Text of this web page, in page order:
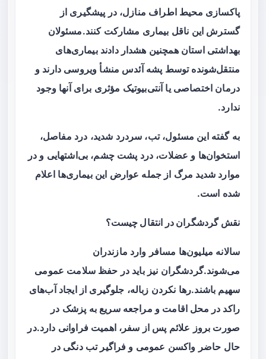
پاکسازی محیط اطراف منازل، در پیشگیری از
گسترش این ناقل بیماری مشارکت کنند.مسئولان
بهداشتی استان همچنین هشدار دادند بیماری‌های
منتقل‌شونده توسط پشه آئدس منشأ ویروسی دارند و
درمان اختصاصی یا آنتی‌بیوتیک مؤثری برای آنها وجود
ندارد.
به گفته این مسئول، تب، سردرد شدید، درد مفاصل،
استخوان‌ها و عضلات، درد پشت چشم، بی‌اشتهایی و در
موارد شدید مرگ از جمله عوارض این بیماری‌ها اعلام
شده است.
نقش گردشگران در انتقال چیست؟
سالانه میلیون‌ها مسافر وارد مازندران
می‌شوند.گردشگران نیز باید در حفظ سلامت عمومی
سهیم باشند.رها نکردن زباله، جلوگیری از ایجاد آب‌های
راکد در محل اقامت و مراجعه سریع به پزشک در
صورت بروز علائم پس از سفر، اهمیت فراوانی دارد.در
حال حاضر واکسن عمومی و فراگیر تب دنگی در